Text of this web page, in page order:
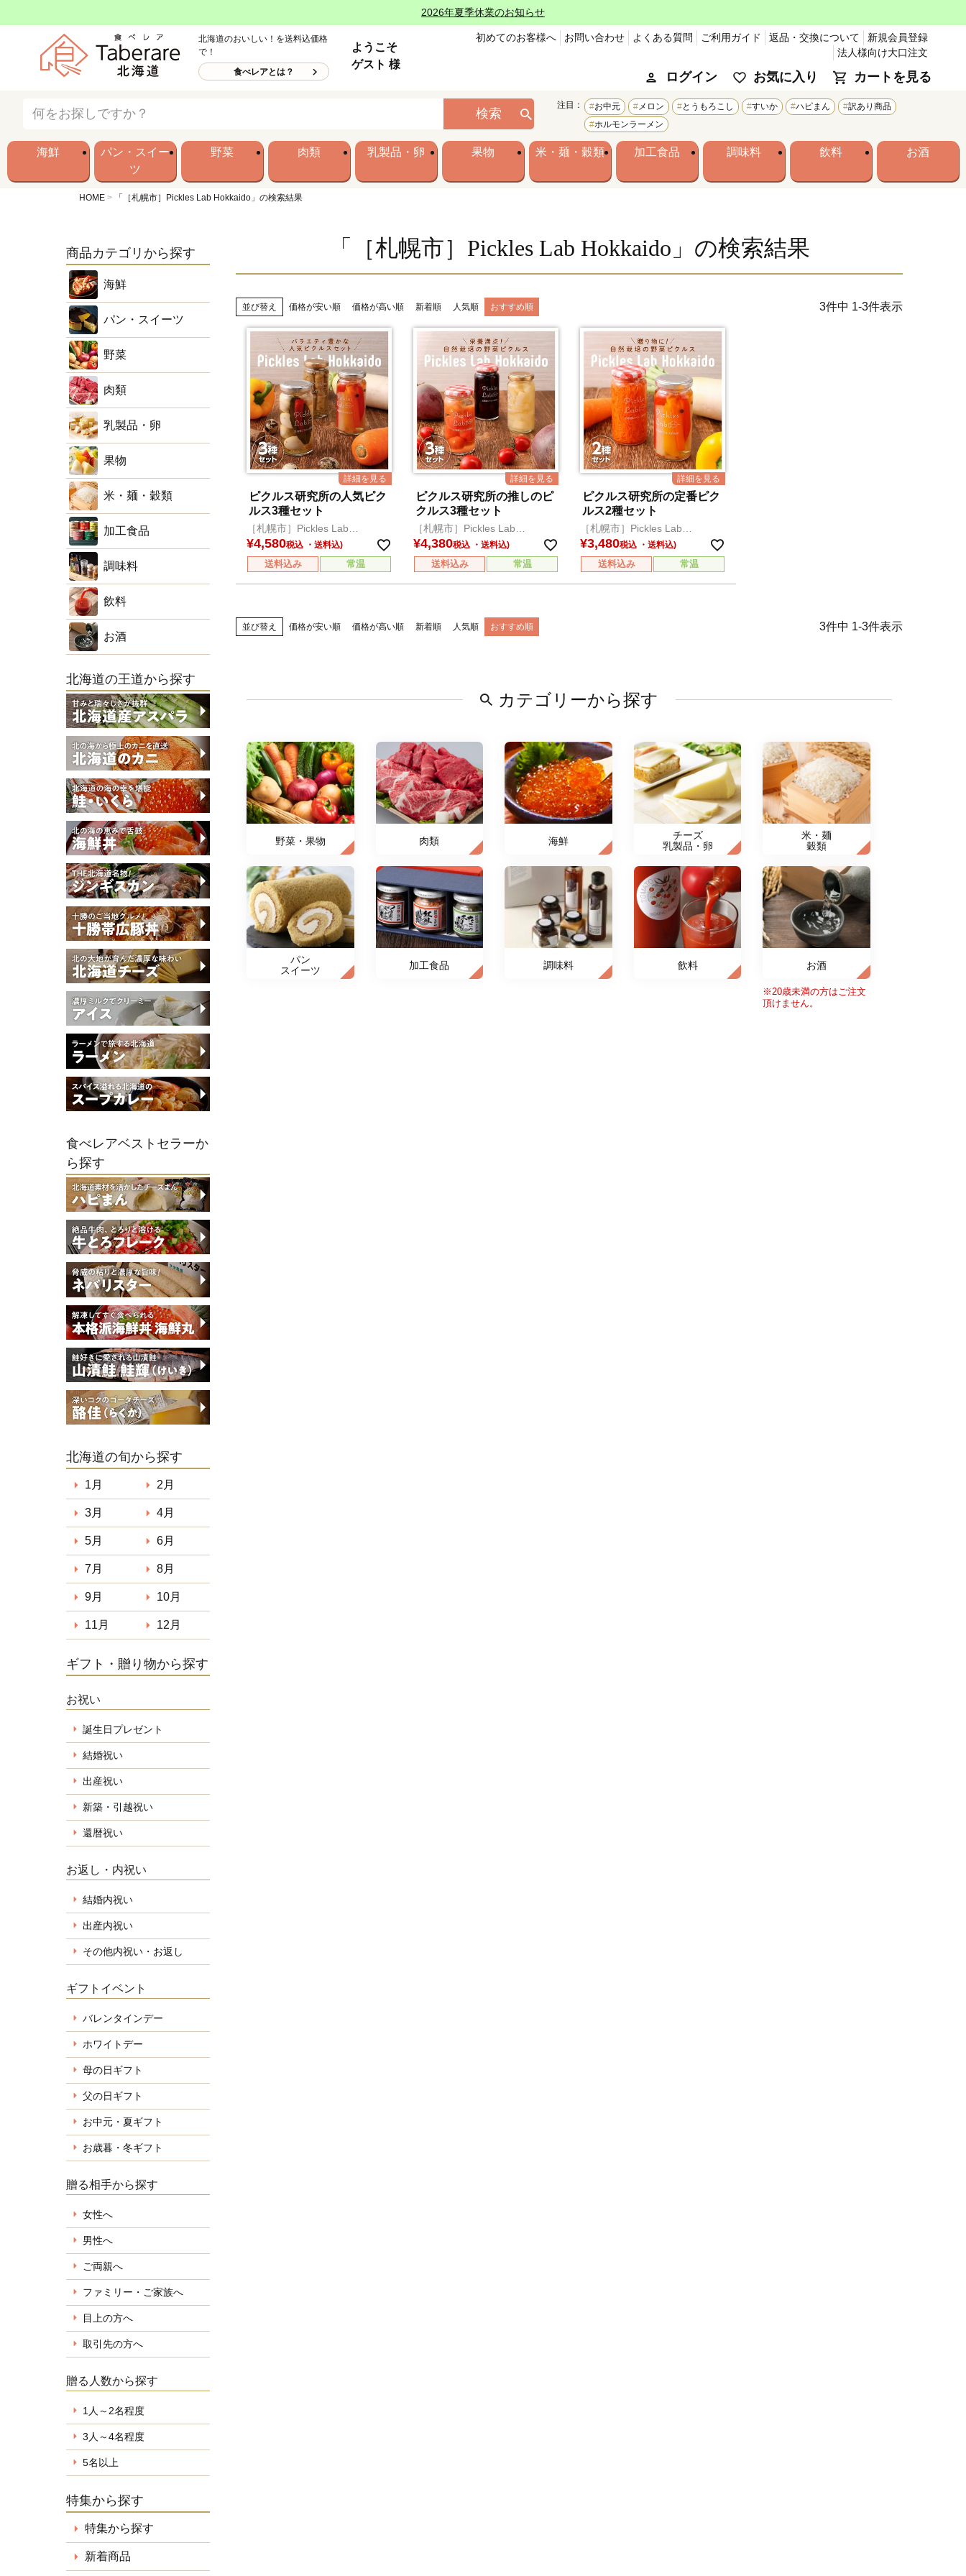
2026年夏季休業のお知らせ
北海道のおいしい！を送料込価格
で！
食べレアとは？
ようこそ
ゲスト 様
初めてのお客様へ お問い合わせ よくある質問 ご利用ガイド 返品・交換について
新規会員登録
法人様向け大口注文
ログイン お気に入り カートを見る
検索
注目： お中元 メロン とうもろこし すいか ハピまん
訳あり商品
ホルモンラーメン
海鮮
パン・スイー
ツ
野菜 肉類 乳製品・卵 果物 米・麺・穀類 加工食品 調味料 飲料 お酒
HOME 「［札幌市］Pickles Lab Hokkaido」の検索結果
商品カテゴリから探す
海鮮
パン・スイーツ
野菜
肉類
乳製品・卵
果物
米・麺・穀類
加工食品
調味料
飲料
お酒
北海道の王道から探す
食べレアベストセラーか
ら探す
北海道の旬から探す
1月 2月
3月 4月
5月 6月
7月 8月
9月 10月
11月 12月
ギフト・贈り物から探す
お祝い
誕生日プレゼント
結婚祝い
出産祝い
新築・引越祝い
還暦祝い
お返し・内祝い
結婚内祝い
出産内祝い
その他内祝い・お返し
ギフトイベント
バレンタインデー
ホワイトデー
母の日ギフト
父の日ギフト
お中元・夏ギフト
お歳暮・冬ギフト
贈る相手から探す
女性へ
男性へ
ご両親へ
ファミリー・ご家族へ
目上の方へ
取引先の方へ
贈る人数から探す
1人～2名程度
3人～4名程度
5名以上
特集から探す
特集から探す
新着商品
「［札幌市］Pickles Lab Hokkaido」の検索結果
並び替え 価格が安い順 価格が高い順 新着順 人気順 おすすめ順 3件中 1-3件表示
ピクルス研究所の人気ピク
ルス3種セット
［札幌市］Pickles Lab
Hokkaido
¥4,580税込
送料込み 常温
ピクルス研究所の推しのピ
クルス3種セット
［札幌市］Pickles Lab
Hokkaido
¥4,380税込
送料込み 常温
ピクルス研究所の定番ピク
ルス2種セット
［札幌市］Pickles Lab
Hokkaido
¥3,480税込
送料込み 常温
並び替え 価格が安い順 価格が高い順 新着順 人気順 おすすめ順 3件中 1-3件表示
カテゴリーから探す
野菜・果物 肉類 海鮮
チーズ
乳製品・卵
米・麺
穀類
パン
スイーツ
加工食品 調味料 飲料 お酒
※20歳未満の方はご注文
頂けません。